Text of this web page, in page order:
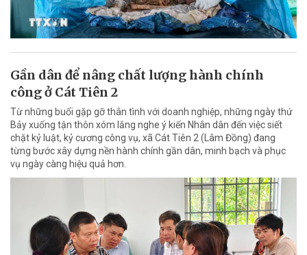
Gần dân để nâng chất lượng hành chính
công ở Cát Tiên 2
Từ những buổi gặp gỡ thân tình với doanh nghiệp, những ngày thứ
Bảy xuống tận thôn xóm lắng nghe ý kiến Nhân dân đến việc siết
chặt kỷ luật, kỷ cương công vụ, xã Cát Tiên 2 (Lâm Đồng) đang
từng bước xây dựng nền hành chính gần dân, minh bạch và phục
vụ ngày càng hiệu quả hơn.